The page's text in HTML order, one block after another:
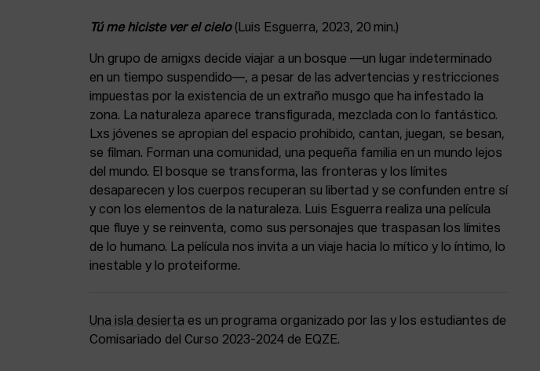
Tú me hiciste ver el cielo (Luis Esguerra, 2023, 20 min.)
Un grupo de amigxs decide viajar a un bosque —un lugar indeterminado
en un tiempo suspendido—, a pesar de las advertencias y restricciones
impuestas por la existencia de un extraño musgo que ha infestado la
zona. La naturaleza aparece transfigurada, mezclada con lo fantástico.
Lxs jóvenes se apropian del espacio prohibido, cantan, juegan, se besan,
se filman. Forman una comunidad, una pequeña familia en un mundo lejos
del mundo. El bosque se transforma, las fronteras y los límites
desaparecen y los cuerpos recuperan su libertad y se confunden entre sí
y con los elementos de la naturaleza. Luis Esguerra realiza una película
que fluye y se reinventa, como sus personajes que traspasan los límites
de lo humano. La película nos invita a un viaje hacia lo mítico y lo íntimo, lo
inestable y lo proteiforme.
Una isla desierta es un programa organizado por las y los estudiantes de
Comisariado del Curso 2023-2024 de EQZE.